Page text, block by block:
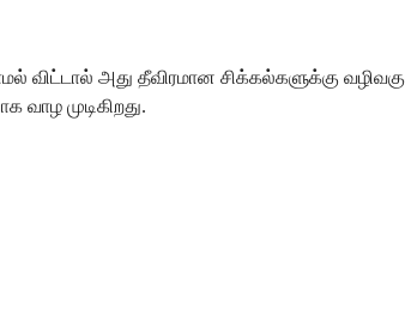
விட்டால் அது தீவிரமான சிக்கல்களுக்கு
முடிகிறது.